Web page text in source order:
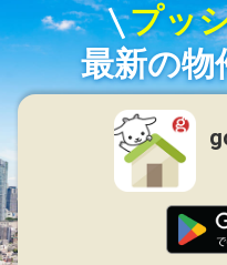
プッ
最新の物